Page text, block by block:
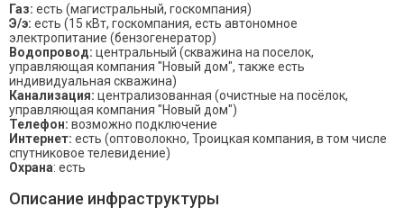
Газ: есть (магистральный, госкомпания)
Э/э: есть (15 кВт, госкомпания, есть автономное
электропитание (бензогенератор)
Водопровод: центральный (скважина на поселок,
управляющая компания "Новый дом", также есть
индивидуальная скважина)
Канализация: централизованная (очистные на посёлок,
управляющая компания "Новый дом")
Телефон: возможно подключение
Интернет: есть (оптоволокно, Троицкая компания, в том числе
спутниковое телевидение)
Охрана: есть
Описание инфраструктуры